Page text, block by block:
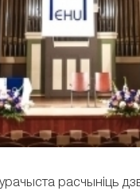
расчыніць